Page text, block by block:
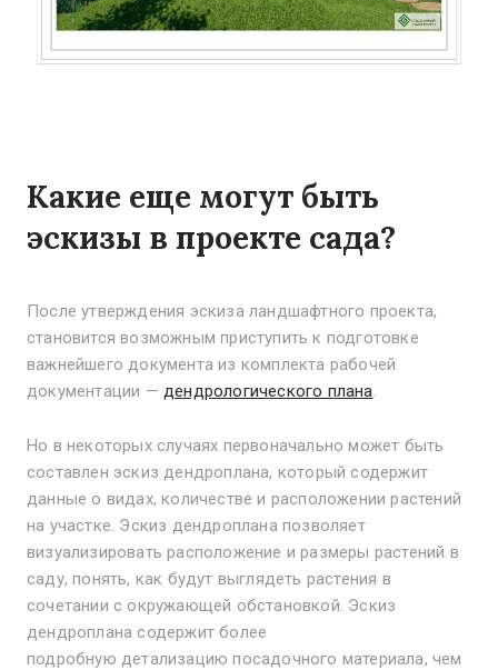
Какие еще могут быть
эскизы в проекте сада?
После утверждения эскиза ландшафтного проекта,
становится возможным приступить к подготовке
важнейшего документа из комплекта рабочей
документации — дендрологического плана.
Но в некоторых случаях первоначально может быть
составлен эскиз дендроплана, который содержит
данные о видах, количестве и расположении растений
на участке. Эскиз дендроплана позволяет
визуализировать расположение и размеры растений в
саду, понять, как будут выглядеть растения в
сочетании с окружающей обстановкой. Эскиз
дендроплана содержит более
подробную детализацию посадочного материала, чем